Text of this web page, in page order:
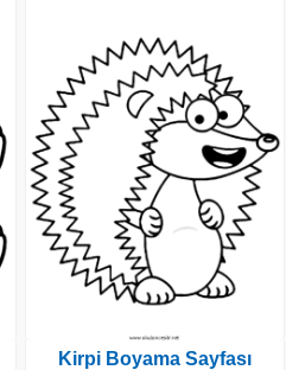
Kirpi Boyama Sayfası